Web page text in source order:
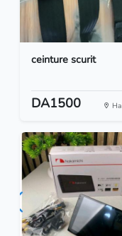
ceinture scurit
DA1500